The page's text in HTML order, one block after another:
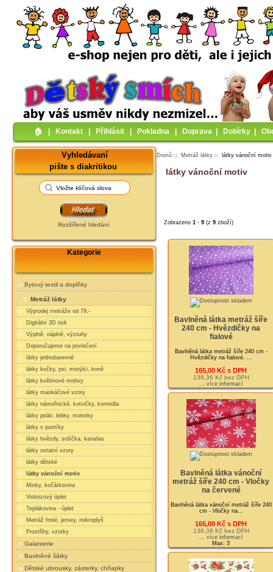
🏠︎ Kontakt Přihlásit Pokladna Doprava Dobírky
Vyhledávaní
pište s diakritikou
Rozšířené hledání
Kategorie
Bytový textil a doplňky
Metráž látky
Výprodej metráže od 79,-
Digitální 3D tisk
Výplně, náplně, výztuhy
Doporučujeme na povlečení
látky jednobarevné
látky kočky, psi, motýlci, koně
látky květinové motivy
látky maskáčové vzory
látky námořnické, kotvičky, kormidla
látky piráti, lebky, motorky
látky s puntíky
látky hvězdy, srdíčka, kanafas
látky ostatní vzory
látky dětské
látky vánoční motiv
Minky, kočárkovina
Viskozový úplet
Teplákovina - úplet
Metráž froté, jersey, mikroplyš
Prostřihy, vzorky
Galanterie
Bavlněné šátky
Dětské ubrousky, zásterky, chňapky
Domů :: Metráž látky :: látky vánoční motiv
látky vánoční motiv
Zobrazeno 1 - 9(z 9zboží)
Bavlněná látka metráž šíře
240 cm - Hvězdičky na
fialové
Bavlněná látka metráž šíře 240 cm -
Hvězdičky na fialové. ...
165,00 Kč s DPH
136,36 Kč bez DPH
... více informací
Bavlněná látka vánoční
metráž šíře 240 cm - Vločky
na červené
Bavlněná látka vánoční metráž šíře 240
cm - Vločky na...
165,00 Kč s DPH
136,36 Kč bez DPH
... více informací
Max: 3